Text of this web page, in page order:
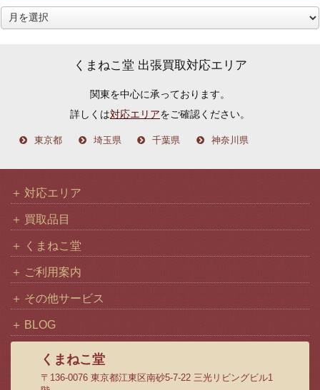
くまねこ堂 出張買取対応エリア
関東を中心に承っております。
詳しくは対応エリアをご確認ください。
東京都 埼玉県 千葉県 神奈川県
対応エリア
買取品目
くまねこ堂
ご利用案内
その他サービス
BLOG
くまねこ堂
〒136-0076 東京都江東区南砂5-7-22 三光リビングビル1